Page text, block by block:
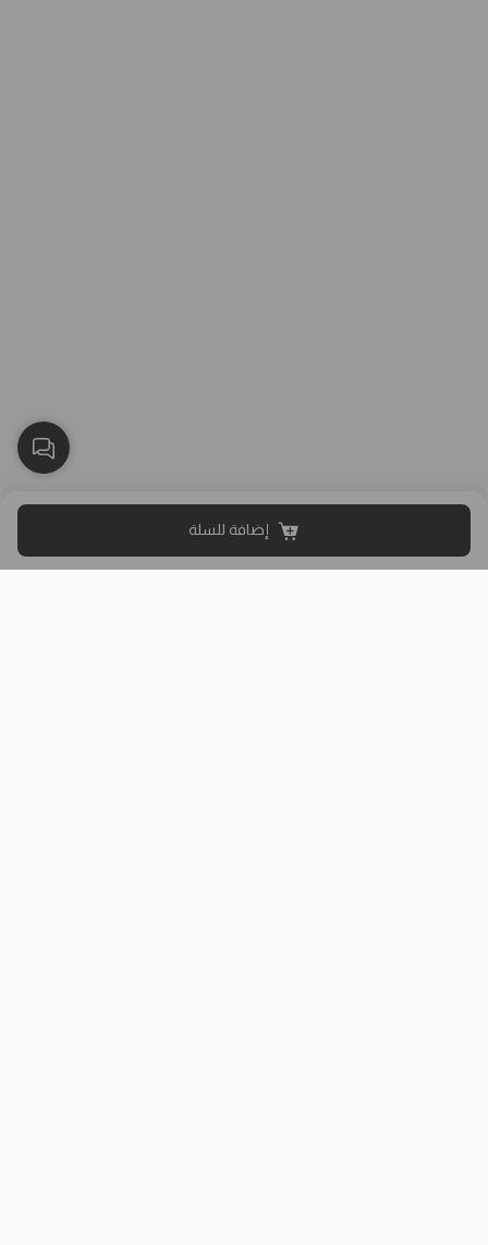
إضافة للسلة